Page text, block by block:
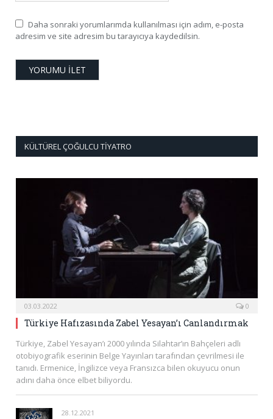
Daha sonraki yorumlarımda kullanılması için adım, e-posta
adresim ve site adresim bu tarayıcıya kaydedilsin.
KÜLTÜREL ÇOĞULCU TIYATRO
03.03.2022 0
Türkiye Hafızasında Zabel Yesayan’ı Canlandırmak
Türkiye, Zabel Yesayan’ı 2000 yılında Silahtar’ın Bahçeleri adlı
otobiyografik eserinin Belge Yayınları tarafından çevrilmesi ile
tanıdı. Ermenice, İngilizce veya Fransızca bilen okuyucu onun
adını daha önce elbet biliyordu.
28.12.2021